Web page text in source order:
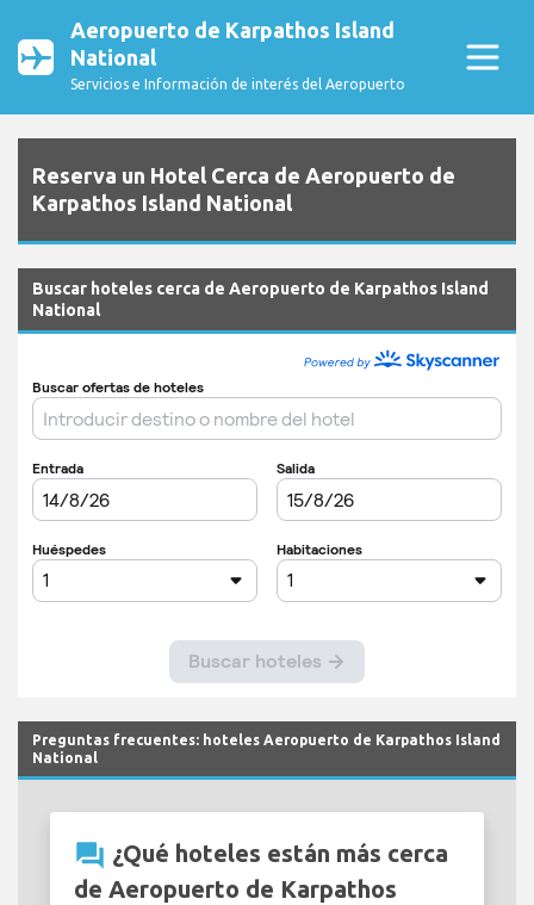
Aeropuerto de Karpathos Island
National
Servicios e Información de interés del Aeropuerto
Reserva un Hotel Cerca de Aeropuerto de
Karpathos Island National
Buscar hoteles cerca de Aeropuerto de Karpathos Island
National
Preguntas frecuentes: hoteles Aeropuerto de Karpathos Island
National
question_answer ¿Qué hoteles están más cerca
de Aeropuerto de Karpathos